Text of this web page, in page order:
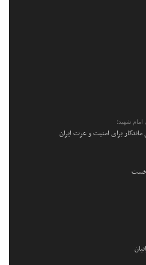
امام شهید؛
برای امنیت و عزت ایران